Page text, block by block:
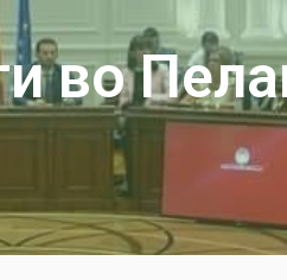
во